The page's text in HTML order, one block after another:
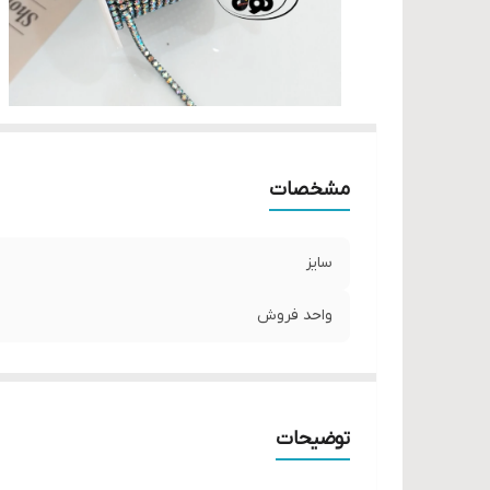
مشخصات
سایز
واحد فروش
توضیحات